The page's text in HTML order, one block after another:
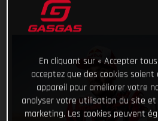
En cliquant sur « Accepter
acceptez que des cookies
appareil pour améliorer votre
analyser votre utilisation du site
marketing. Les cookies peuvent